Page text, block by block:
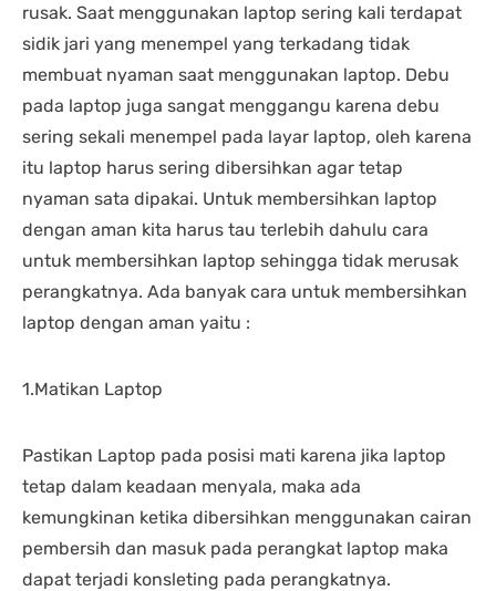
rusak. Saat menggunakan laptop sering kali terdapat
sidik jari yang menempel yang terkadang tidak
membuat nyaman saat menggunakan laptop. Debu
pada laptop juga sangat menggangu karena debu
sering sekali menempel pada layar laptop, oleh karena
itu laptop harus sering dibersihkan agar tetap
nyaman sata dipakai. Untuk membersihkan laptop
dengan aman kita harus tau terlebih dahulu cara
untuk membersihkan laptop sehingga tidak merusak
perangkatnya. Ada banyak cara untuk membersihkan
laptop dengan aman yaitu :
1.Matikan Laptop
Pastikan Laptop pada posisi mati karena jika laptop
tetap dalam keadaan menyala, maka ada
kemungkinan ketika dibersihkan menggunakan cairan
pembersih dan masuk pada perangkat laptop maka
dapat terjadi konsleting pada perangkatnya.